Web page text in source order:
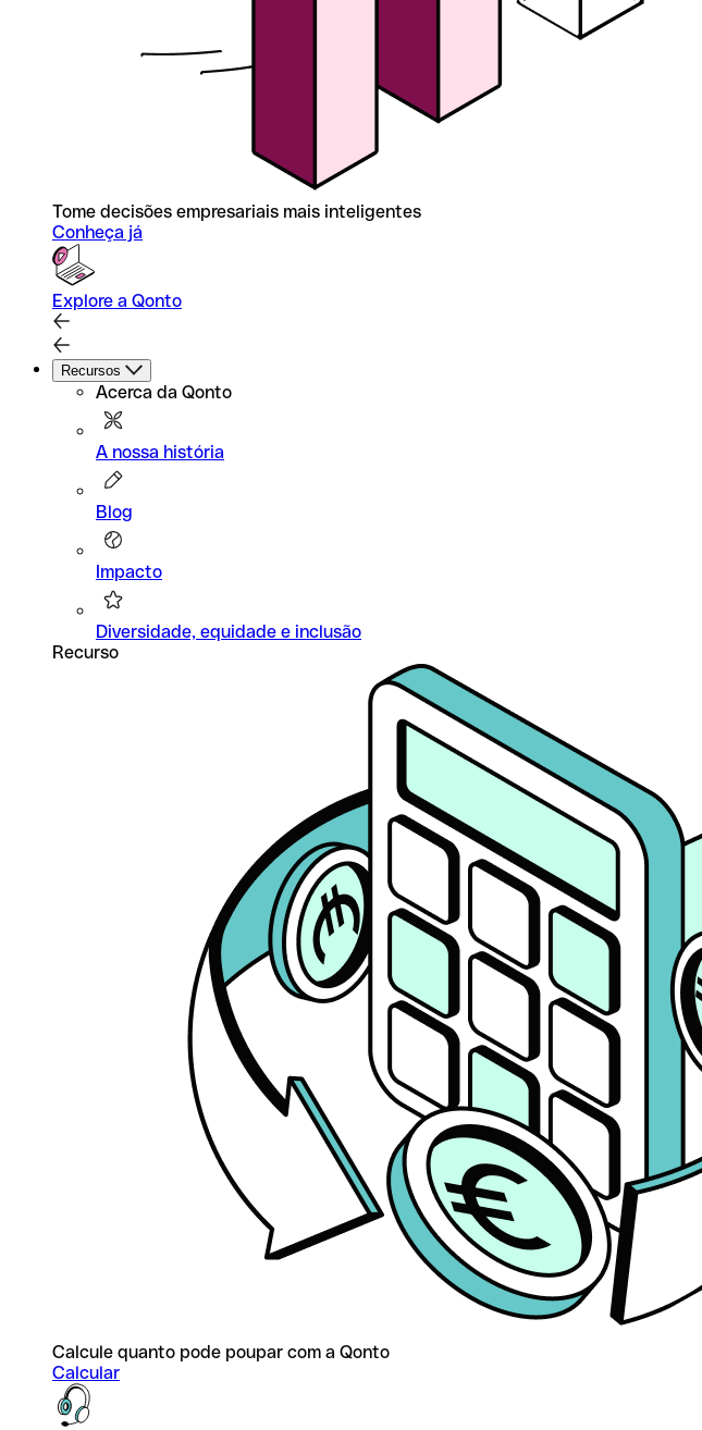
Tome decisões empresariais mais inteligentes
Conheça já
Explore a Qonto
Recursos
Acerca da Qonto
A nossa história
Blog
Impacto
Diversidade, equidade e inclusão
Recurso
Calcule quanto pode poupar com a Qonto
Calcular